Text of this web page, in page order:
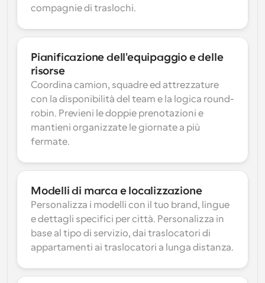
compagnie di traslochi.
Pianificazione dell'equipaggio e delle
risorse
Coordina camion, squadre ed attrezzature
con la disponibilità del team e la logica round-
robin. Previeni le doppie prenotazioni e
mantieni organizzate le giornate a più
fermate.
Modelli di marca e localizzazione
Personalizza i modelli con il tuo brand, lingue
e dettagli specifici per città. Personalizza in
base al tipo di servizio, dai traslocatori di
appartamenti ai traslocatori a lunga distanza.